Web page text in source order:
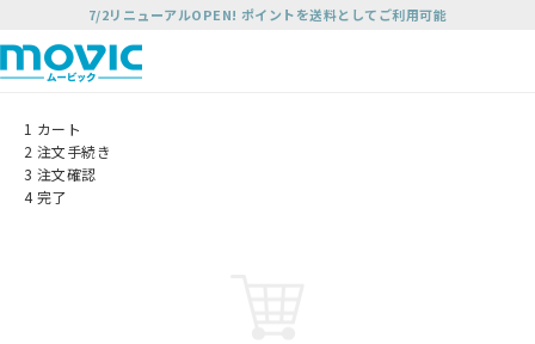
7/2リニューアルOPEN! ポイントを送料としてご利用可能
1 カート
2 注文手続き
3 注文確認
4 完了